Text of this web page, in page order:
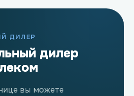
ДИЛЕР
дилер
вы можете